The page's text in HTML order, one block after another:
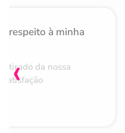
respeito à minha
da nossa
‹